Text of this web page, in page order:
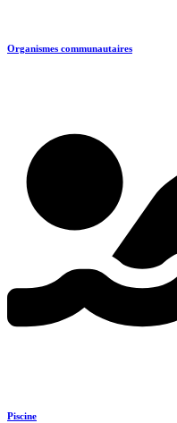
Organismes communautaires
Piscine